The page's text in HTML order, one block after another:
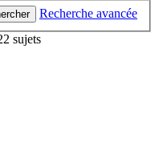
Recherche avancée
sujets